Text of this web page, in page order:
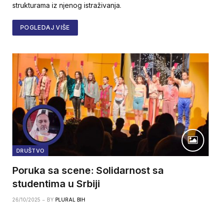
strukturama iz njenog istraživanja.
POGLEDAJ VIŠE
DRUŠTVO
Poruka sa scene: Solidarnost sa
studentima u Srbiji
26/10/2025 BY PLURAL BIH